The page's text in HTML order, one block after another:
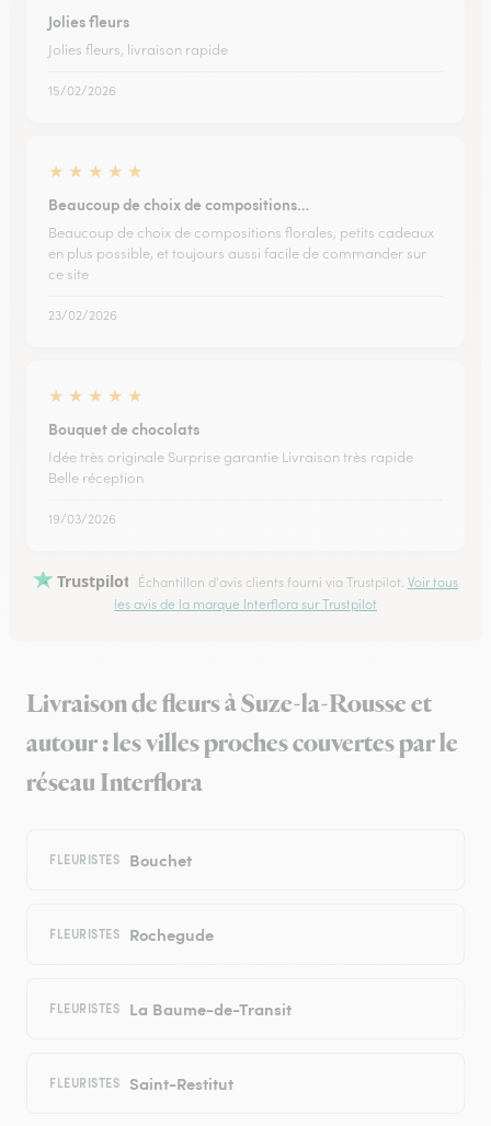
Jolies fleurs
Jolies fleurs, livraison rapide
15/02/2026
★ ★ ★ ★ ★
Beaucoup de choix de compositions…
Beaucoup de choix de compositions florales, petits cadeaux
en plus possible, et toujours aussi facile de commander sur
ce site
23/02/2026
★ ★ ★ ★ ★
Bouquet de chocolats
Idée très originale Surprise garantie Livraison très rapide
Belle réception
19/03/2026
Trustpilot Échantillon d'avis clients fourni via Trustpilot. Voir tous
les avis de la marque Interflora sur Trustpilot
Livraison de fleurs à Suze-la-Rousse et
autour : les villes proches couvertes par le
réseau Interflora
FLEURISTES Bouchet
FLEURISTES Rochegude
FLEURISTES La Baume-de-Transit
FLEURISTES Saint-Restitut